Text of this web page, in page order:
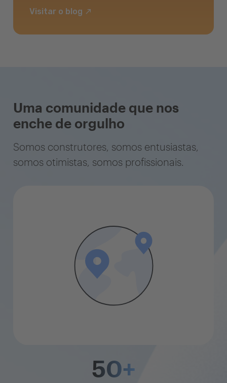
Visitar o blog
Uma comunidade que nos
enche de orgulho
Somos construtores, somos entusiastas,
somos otimistas, somos profissionais.
50+